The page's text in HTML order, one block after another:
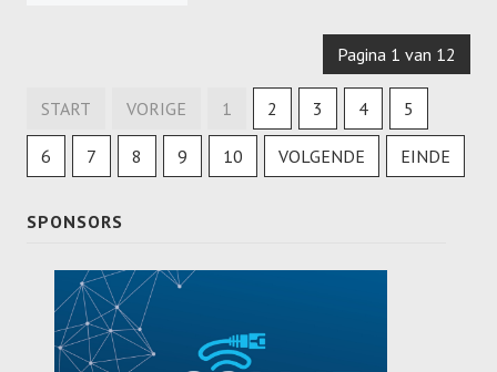
Pagina 1 van 12
START VORIGE 1 2 3 4 5
6 7 8 9 10 VOLGENDE EINDE
SPONSORS